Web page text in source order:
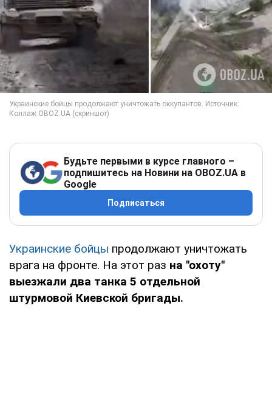
Будьте первыми в курсе главного –
подпишитесь на Новини на OBOZ.UA в
Google
Подписаться
Украинские бойцы продолжают уничтожать
врага на фронте. На этот раз на "охоту"
выезжали два танка 5 отдельной
штурмовой Киевской бригады.